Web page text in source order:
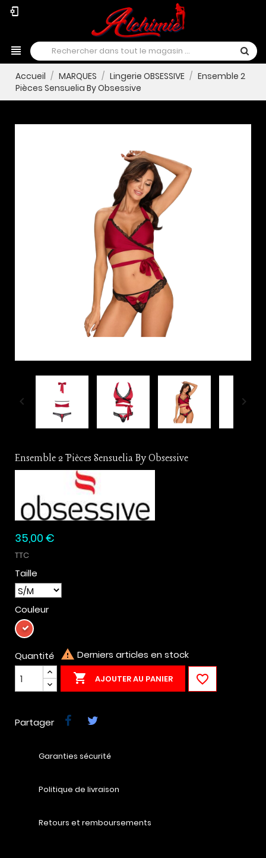
phonelink_setup
view_headline
Accueil MARQUES Lingerie OBSESSIVE
Ensemble 2
Pièces Sensuelia By Obsessive
 
Ensemble 2 Pièces Sensuelia By Obsessive
35,00 €
TTC
Taille
Couleur
Rouge
Quantité
 AJOUTER AU PANIER
 Derniers articles en stock

Partager
Garanties sécurité
Politique de livraison
Retours et remboursements